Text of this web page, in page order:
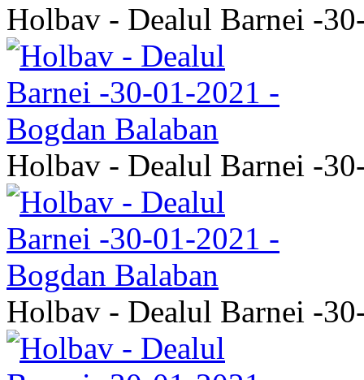
Holbav - Dealul Barnei -
Holbav - Dealul Barnei -
Holbav - Dealul Barnei -